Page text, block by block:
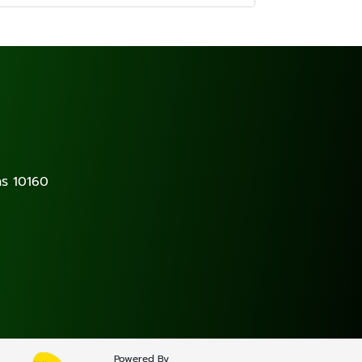
10160
Powered By